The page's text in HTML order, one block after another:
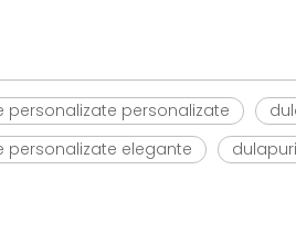
personalizate personalizate
personalizate elegante